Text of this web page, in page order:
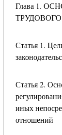
Глава 1.
Статья 1.
Статья 2.
иных
отношений